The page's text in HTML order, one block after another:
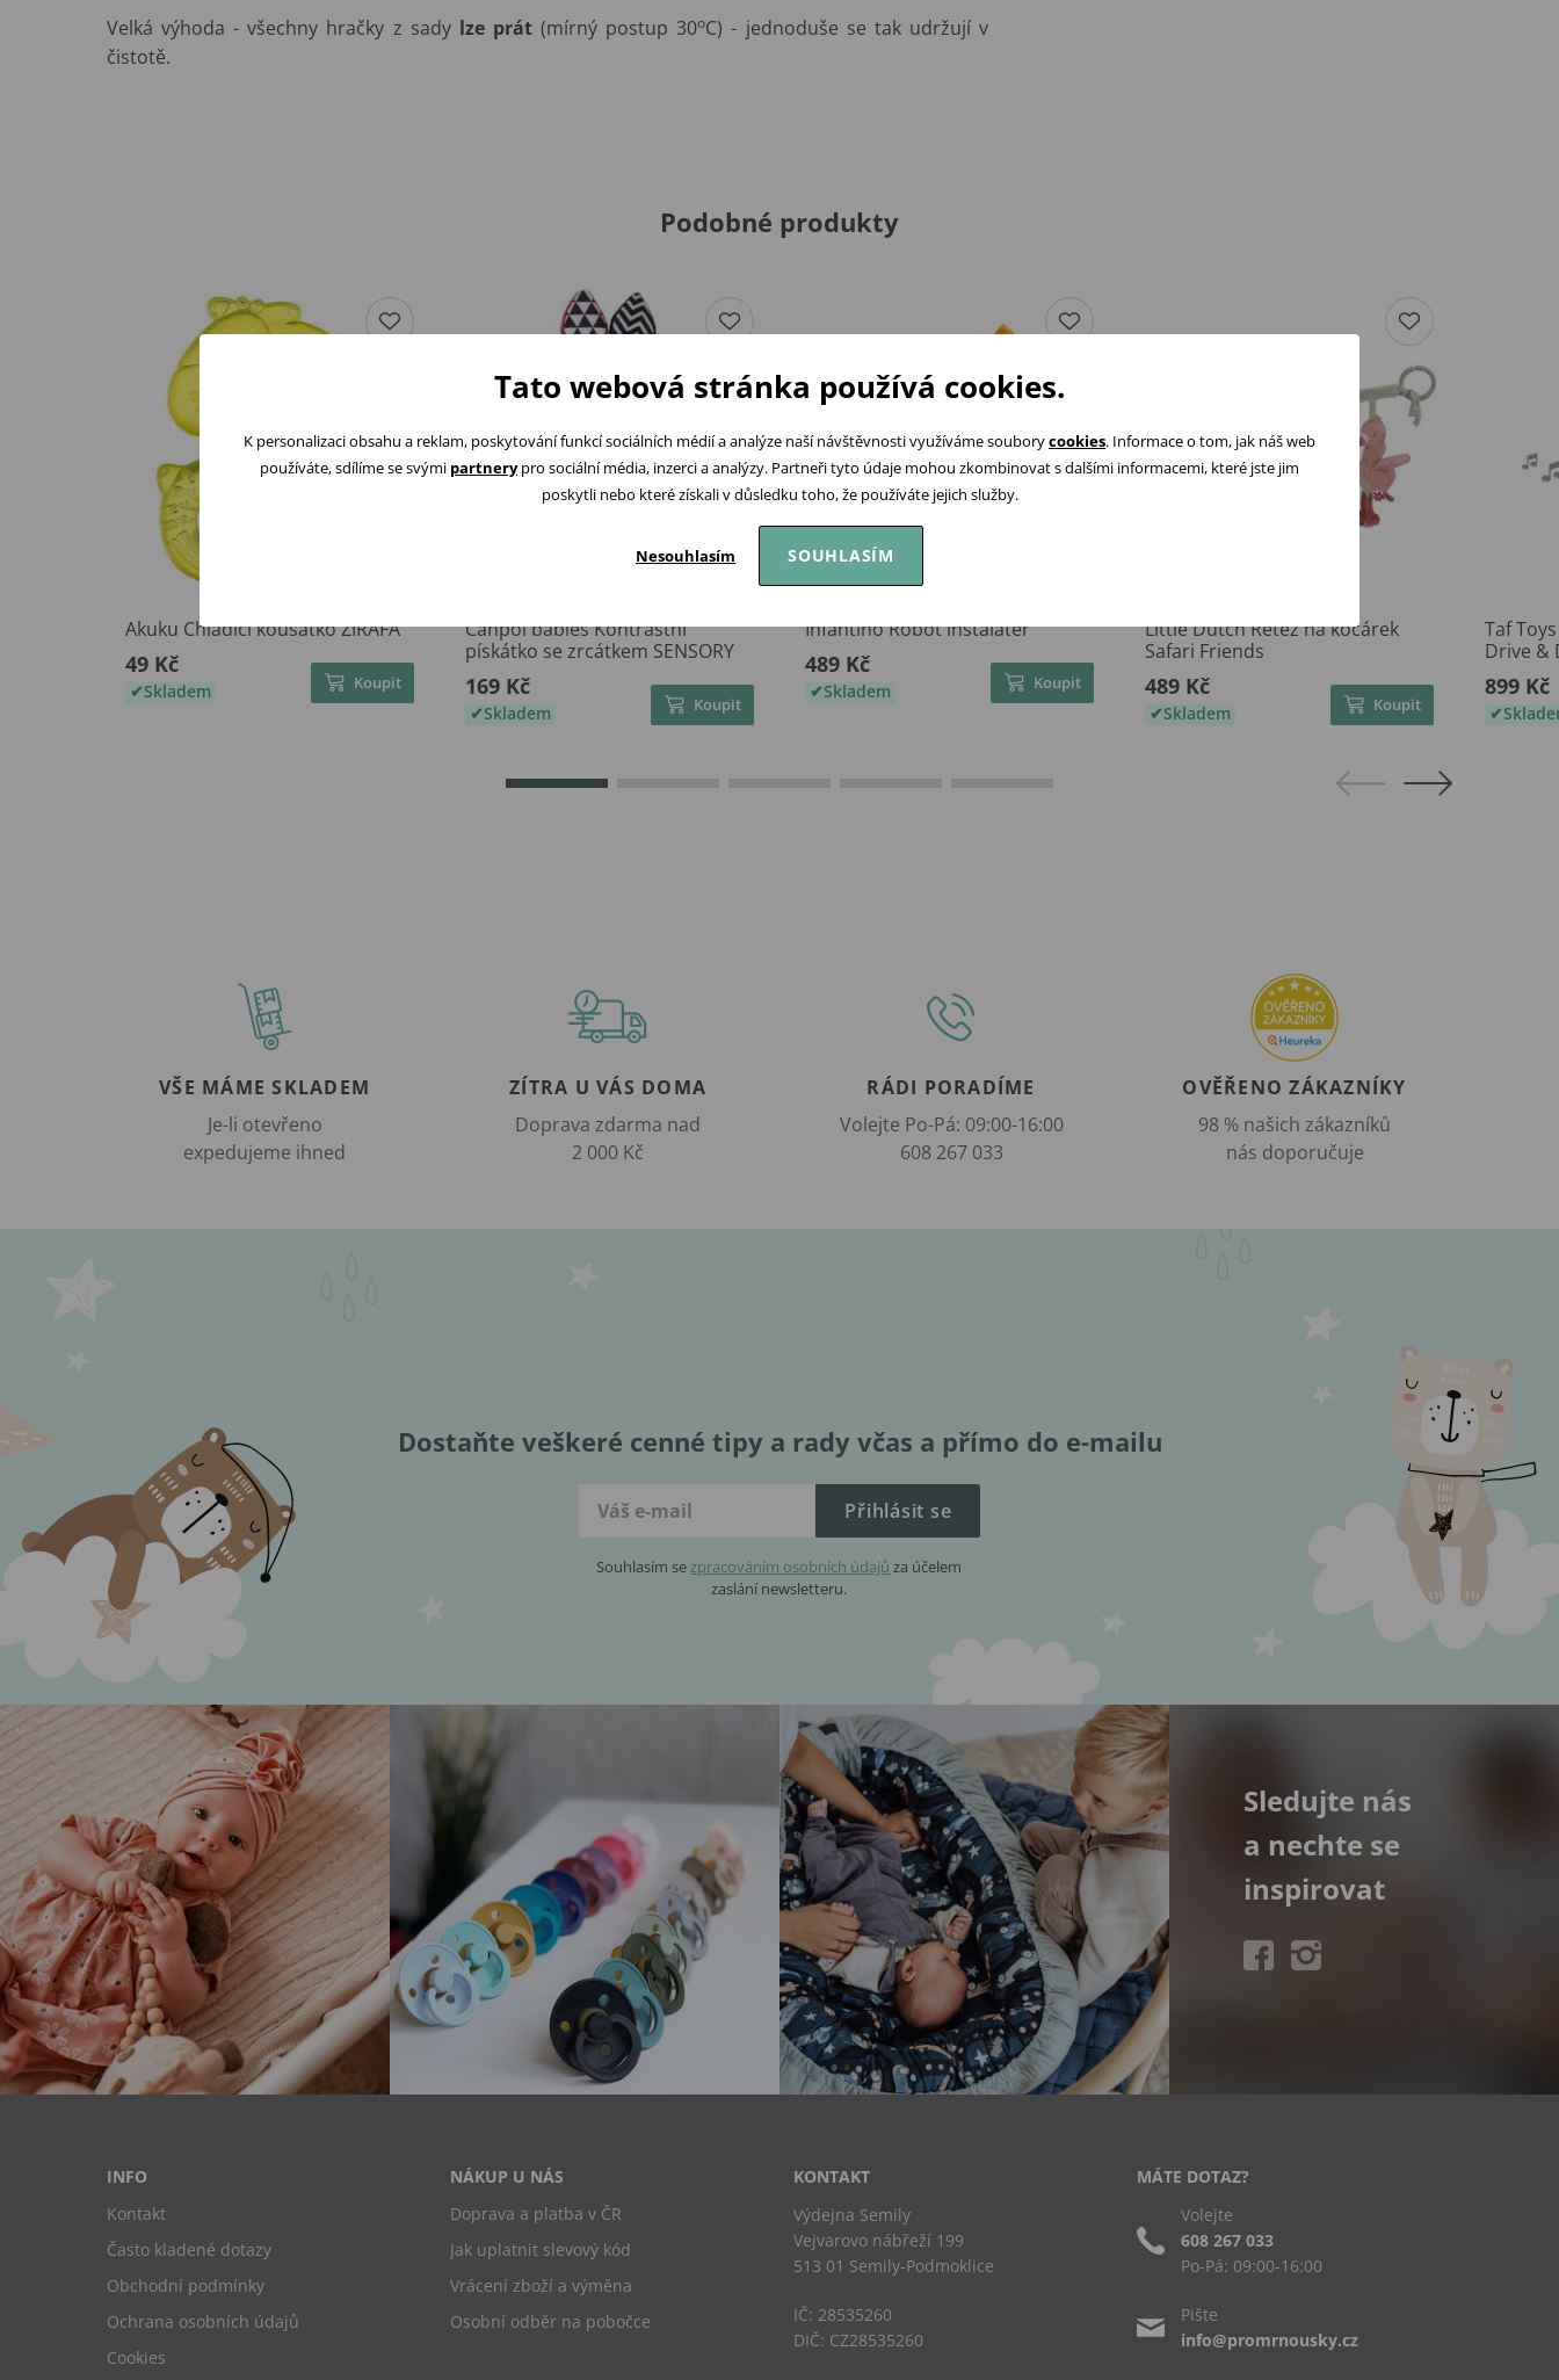
Velká výhoda - všechny hračky z sady lze prát(mírný postup 30oC) - jednoduše se tak udržují v
čistotě.
Podobné produkty
Akuku Chladící kousátko ŽIRAFA
49 Kč
Skladem Koupit
Canpol babies Kontrastní
pískátko se zrcátkem SENSORY
169 Kč
Skladem Koupit
Infantino Robot instalatér
489 Kč
Skladem Koupit
Little Dutch Řetěz na kočárek
Safari Friends
489 Kč
Skladem Koupit
Taf
Drive &
899 Kč
VŠE MÁME SKLADEM
Je-li otevřeno
expedujeme ihned
ZÍTRA U VÁS DOMA
Doprava zdarma nad
2 000 Kč
RÁDI PORADÍME
Volejte Po-Pá: 09:00-16:00
608 267 033
OVĚŘENO ZÁKAZNÍKY
98 % našich zákazníků
nás doporučuje
Dostaňte veškeré cenné tipy a rady včas a přímo do e-mailu
Přihlásit se
Souhlasím se zpracováním osobních údajů za účelem
zaslání newsletteru.
Sledujte nás
a nechte se
inspirovat
INFO
Kontakt
Často kladené dotazy
Obchodní podmínky
Ochrana osobních údajů
Cookies
NÁKUP U NÁS
Doprava a platba v ČR
Jak uplatnit slevový kód
Vrácení zboží a výměna
Osobní odběr na pobočce
KONTAKT
Výdejna Semily
Vejvarovo nábřeží 199
513 01 Semily-Podmoklice
IČ: 28535260
DIČ: CZ28535260
MÁTE DOTAZ?
Volejte
608 267 033
Po-Pá: 09:00-16:00
Pište
info@promrnousky.cz
Tato webová stránka používá cookies.
K personalizaci obsahu a reklam, poskytování funkcí sociálních médií a analýze naší návštěvnosti využíváme souborycookies. Informace o tom, jak náš web
používáte, sdílíme se svými partnerypro sociální média, inzerci a analýzy. Partneři tyto údaje mohou zkombinovat s dalšími informacemi, které jste jim
poskytli nebo které získali v důsledku toho, že používáte jejich služby.
Nesouhlasím SOUHLASÍM